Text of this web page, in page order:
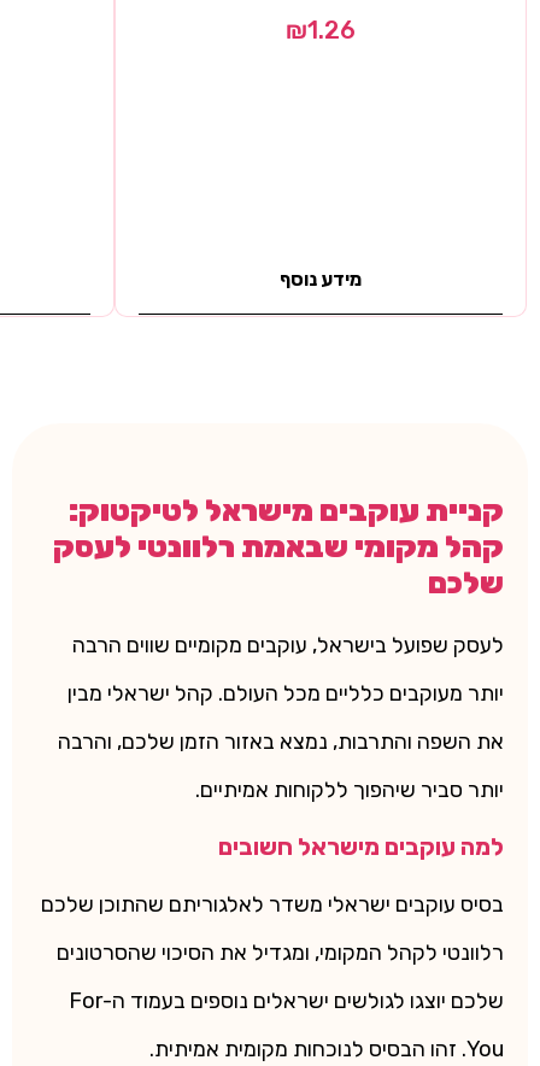
₪1.26
מידע נוסף
קניית עוקבים מישראל לטיקטוק:
קהל מקומי שבאמת רלוונטי לעסק
שלכם
לעסק שפועל בישראל, עוקבים מקומיים שווים הרבה
יותר מעוקבים כלליים מכל העולם. קהל ישראלי מבין
את השפה והתרבות, נמצא באזור הזמן שלכם, והרבה
יותר סביר שיהפוך ללקוחות אמיתיים.
למה עוקבים מישראל חשובים
בסיס עוקבים ישראלי משדר לאלגוריתם שהתוכן שלכם
רלוונטי לקהל המקומי, ומגדיל את הסיכוי שהסרטונים
שלכם יוצגו לגולשים ישראלים נוספים בעמוד ה-For
You. זהו הבסיס לנוכחות מקומית אמיתית.